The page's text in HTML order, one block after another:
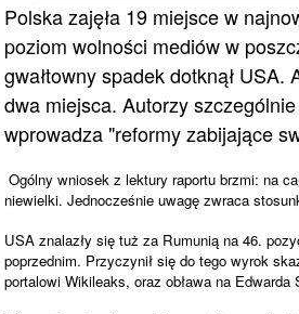
Polska zajęła 19 miejsce w
poziom wolności mediów w
gwałtowny spadek dotknął
dwa miejsca. Autorzy
wprowadza "reformy zabijające
Ogólny wniosek z lektury raportu brzmi: na
niewielki. Jednocześnie uwagę zwraca
USA znalazły się tuż za Rumunią na 46.
poprzednim. Przyczynił się do tego wyrok
portalowi Wikileaks, oraz obława na Edwarda